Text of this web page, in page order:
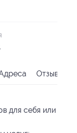
Отзывы
для себя или